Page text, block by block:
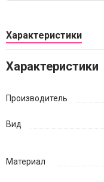
Характеристики
Характеристики
Производитель
Вид
Материал